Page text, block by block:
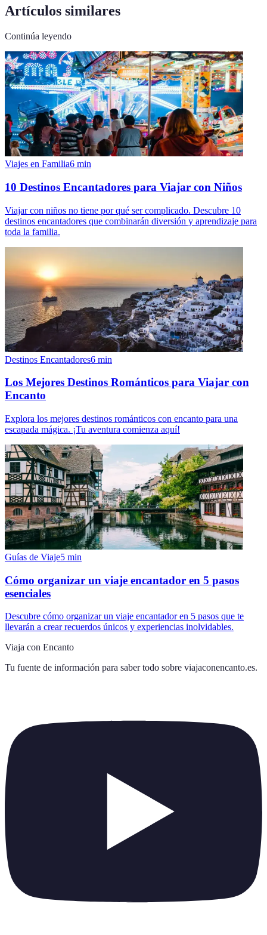
Artículos similares
Continúa leyendo
Viajes en Familia6 min
10 Destinos Encantadores para Viajar con Niños
Viajar con niños no tiene por qué ser complicado. Descubre 10
destinos encantadores que combinarán diversión y aprendizaje para
toda la familia.
Destinos Encantadores6 min
Los Mejores Destinos Románticos para Viajar con
Encanto
Explora los mejores destinos románticos con encanto para una
escapada mágica. ¡Tu aventura comienza aquí!
Guías de Viaje5 min
Cómo organizar un viaje encantador en 5 pasos
esenciales
Descubre cómo organizar un viaje encantador en 5 pasos que te
llevarán a crear recuerdos únicos y experiencias inolvidables.
Viaja con Encanto
Tu fuente de información para saber todo sobre viajaconencanto.es.